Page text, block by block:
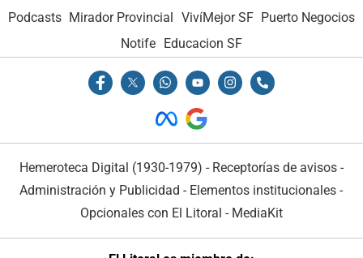
Podcasts Mirador Provincial VivíMejor SF Puerto Negocios
Notife Educacion SF
Hemeroteca Digital (1930-1979) - Receptorías de avisos -
Administración y Publicidad - Elementos institucionales -
Opcionales con El Litoral - MediaKit